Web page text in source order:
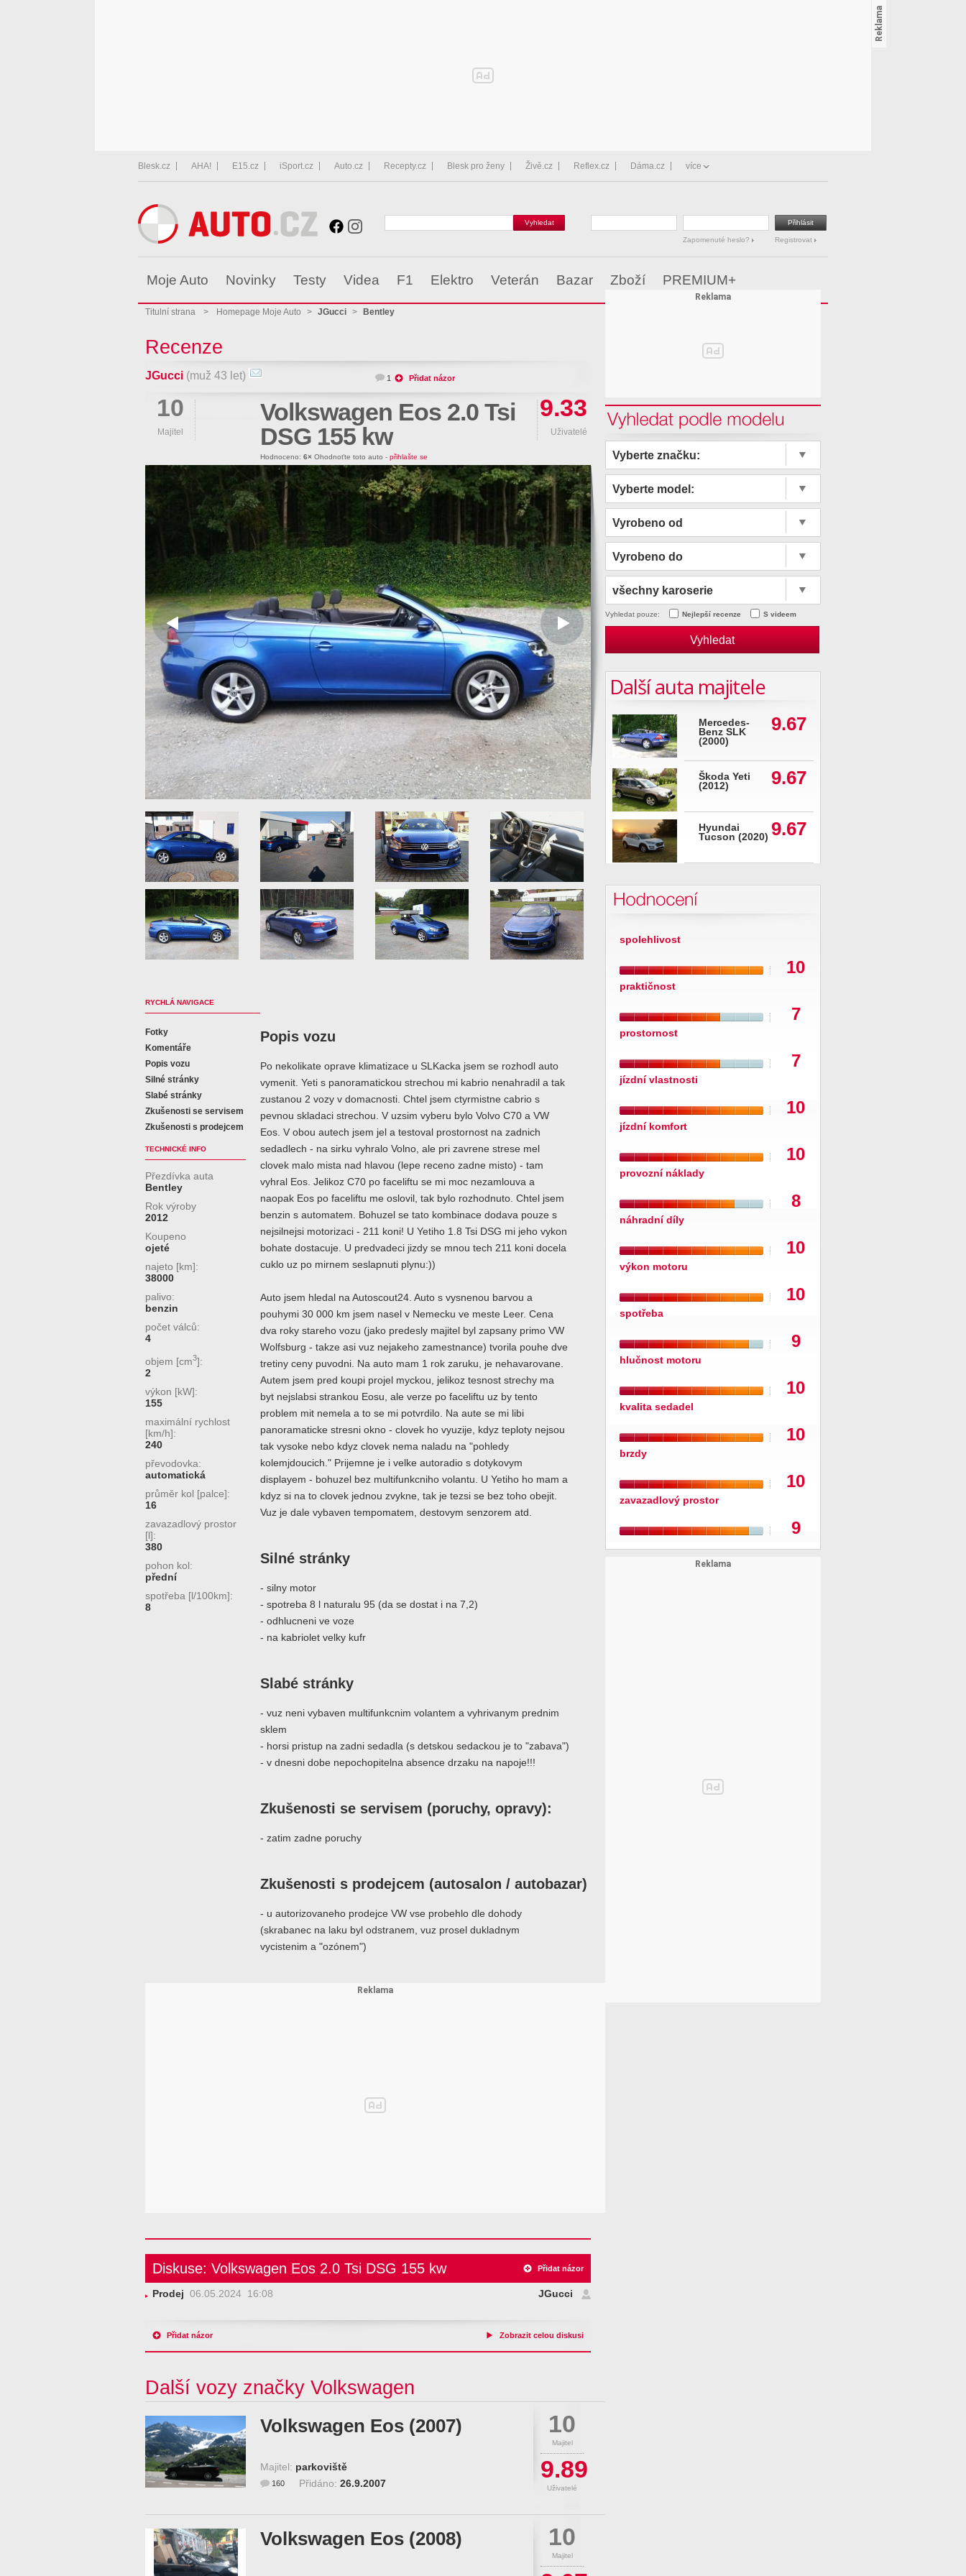
Blesk.cz AHA! E15.cz iSport.cz Auto.cz Recepty.cz Blesk pro ženy Živě.cz Reflex.cz Dáma.cz více
Zapomenuté heslo? Registrovat
Moje Auto Novinky Testy Videa F1 Elektro Veterán Bazar Zboží PREMIUM+
Titulní strana > Homepage Moje Auto > JGucci > Bentley
Recenze
JGucci (muž 43 let) 1 Přidat názor
10
Majitel
Volkswagen Eos 2.0 Tsi
DSG 155 kw
9.33
Uživatelé
Hodnoceno: 6× Ohodnoťte toto auto - přihlašte se
RYCHLÁ NAVIGACE
Fotky
Komentáře
Popis vozu
Silné stránky
Slabé stránky
Zkušenosti se servisem
Zkušenosti s prodejcem
TECHNICKÉ INFO
Přezdívka auta
Bentley
Rok výroby
2012
Koupeno
ojeté
najeto [km]:
38000
palivo:
benzin
počet válců:
4
objem [cm3]:
2
výkon [kW]:
155
maximální rychlost
[km/h]:
240
převodovka:
automatická
průměr kol [palce]:
16
zavazadlový prostor
[l]:
380
pohon kol:
přední
spotřeba [l/100km]:
8
Popis vozu
Po nekolikate oprave klimatizace u SLKacka jsem se rozhodl auto
vymenit. Yeti s panoramatickou strechou mi kabrio nenahradil a tak
zustanou 2 vozy v domacnosti. Chtel jsem ctyrmistne cabrio s
pevnou skladaci strechou. V uzsim vyberu bylo Volvo C70 a VW
Eos. V obou autech jsem jel a testoval prostornost na zadnich
sedadlech - na sirku vyhralo Volno, ale pri zavrene strese mel
clovek malo mista nad hlavou (lepe receno zadne misto) - tam
vyhral Eos. Jelikoz C70 po faceliftu se mi moc nezamlouva a
naopak Eos po faceliftu me oslovil, tak bylo rozhodnuto. Chtel jsem
benzin s automatem. Bohuzel se tato kombinace dodava pouze s
nejsilnejsi motorizaci - 211 koni! U Yetiho 1.8 Tsi DSG mi jeho vykon
bohate dostacuje. U predvadeci jizdy se mnou tech 211 koni docela
cuklo uz po mirnem seslapnuti plynu:))
Auto jsem hledal na Autoscout24. Auto s vysnenou barvou a
pouhymi 30 000 km jsem nasel v Nemecku ve meste Leer. Cena
dva roky stareho vozu (jako predesly majitel byl zapsany primo VW
Wolfsburg - takze asi vuz nejakeho zamestnance) tvorila pouhe dve
tretiny ceny puvodni. Na auto mam 1 rok zaruku, je nehavarovane.
Autem jsem pred koupi projel myckou, jelikoz tesnost strechy ma
byt nejslabsi strankou Eosu, ale verze po faceliftu uz by tento
problem mit nemela a to se mi potvrdilo. Na aute se mi libi
panoramaticke stresni okno - clovek ho vyuzije, kdyz teploty nejsou
tak vysoke nebo kdyz clovek nema naladu na "pohledy
kolemjdoucich." Prijemne je i velke autoradio s dotykovym
displayem - bohuzel bez multifunkcniho volantu. U Yetiho ho mam a
kdyz si na to clovek jednou zvykne, tak je tezsi se bez toho obejit.
Vuz je dale vybaven tempomatem, destovym senzorem atd.
Silné stránky
- silny motor
- spotreba 8 l naturalu 95 (da se dostat i na 7,2)
- odhlucneni ve voze
- na kabriolet velky kufr
Slabé stránky
- vuz neni vybaven multifunkcnim volantem a vyhrivanym prednim
sklem
- horsi pristup na zadni sedadla (s detskou sedackou je to "zabava")
- v dnesni dobe nepochopitelna absence drzaku na napoje!!!
Zkušenosti se servisem (poruchy, opravy):
- zatim zadne poruchy
Zkušenosti s prodejcem (autosalon / autobazar)
- u autorizovaneho prodejce VW vse probehlo dle dohody
(skrabanec na laku byl odstranem, vuz prosel dukladnym
vycistenim a "ozónem")
Přidat názor
Diskuse: Volkswagen Eos 2.0 Tsi DSG 155 kw
Prodej 06.05.2024 16:08 JGucci
Přidat názor Zobrazit celou diskusi
Další vozy značky Volkswagen
Volkswagen Eos (2007)
Majitel: parkoviště
Přidáno: 26.9.2007
160
10
Majitel
9.89
Uživatelé
Volkswagen Eos (2008) 10
Majitel
Vyhledat podle modelu
Vyberte značku:
Vyberte model:
Vyrobeno od
Vyrobeno do
všechny karoserie
Vyhledat pouze: Nejlepší recenze S videem
Další auta majitele
Mercedes-
Benz SLK
(2000)
9.67
Škoda Yeti
(2012)
9.67
Hyundai
Tucson (2020) 9.67
Hodnocení
spolehlivost
10
praktičnost
7
prostornost
7
jízdní vlastnosti
10
jízdní komfort
10
provozní náklady
8
náhradní díly
10
výkon motoru
10
spotřeba
9
hlučnost motoru
10
kvalita sedadel
10
brzdy
10
zavazadlový prostor
9